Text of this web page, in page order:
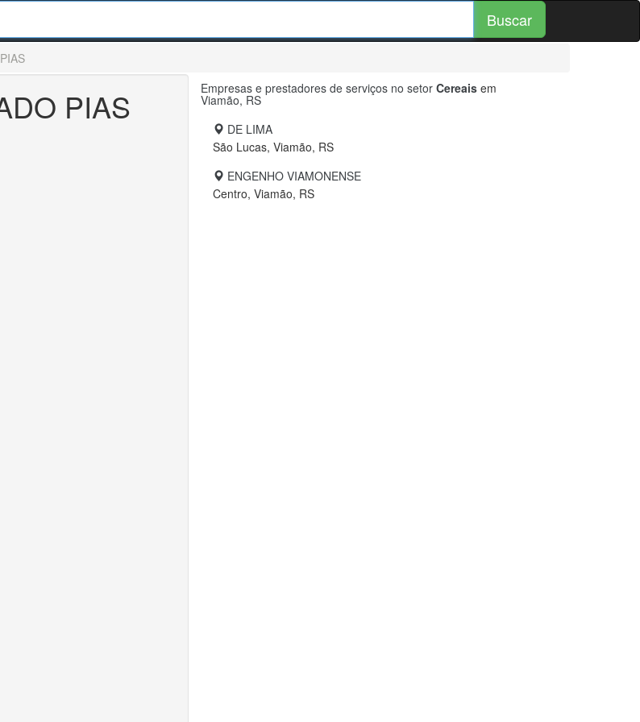
Buscar
PIAS Empresas e prestadores de serviços no setor Cereais em
Viamão, RS
DE LIMA
São Lucas, Viamão, RS
ENGENHO VIAMONENSE
Centro, Viamão, RS